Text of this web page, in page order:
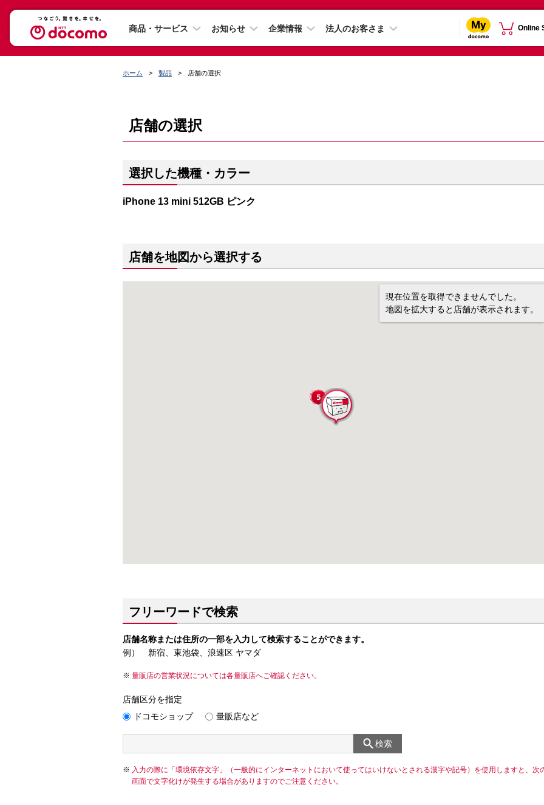
商品・サービス お知らせ 企業情報 法人のお客さま Online
ホーム 製品 店舗の選択
店舗の選択
選択した機種・カラー
iPhone 13 mini 512GB ピンク
店舗を地図から選択する
現在位置を取得できませんでした。
地図を拡大すると店舗が表示されます。
フリーワードで検索
店舗名称または住所の一部を入力して検索することができます。
例） 新宿、東池袋、浪速区 ヤマダ
量販店の営業状況については各量販店へご確認ください。
店舗区分を指定
ドコモショップ
量販店など
検索
入力の際に「環境依存文字」（一般的にインターネットにおいて使ってはいけないとされる漢字や記号）を使用しますと、次
画面で文字化けが発生する場合がありますのでご注意ください。